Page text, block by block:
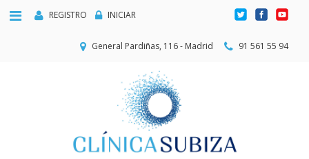
REGISTRO INICIAR
General Pardiñas, 116 - Madrid 91 561 55 94